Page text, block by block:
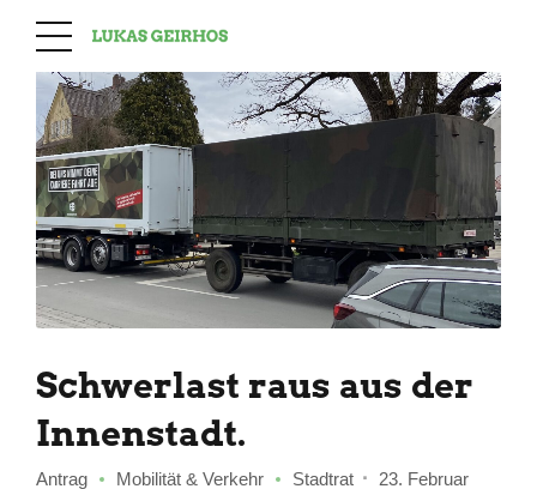
Schwerlast raus aus der
Innenstadt.
Antrag Mobilität & Verkehr Stadtrat
23. Februar